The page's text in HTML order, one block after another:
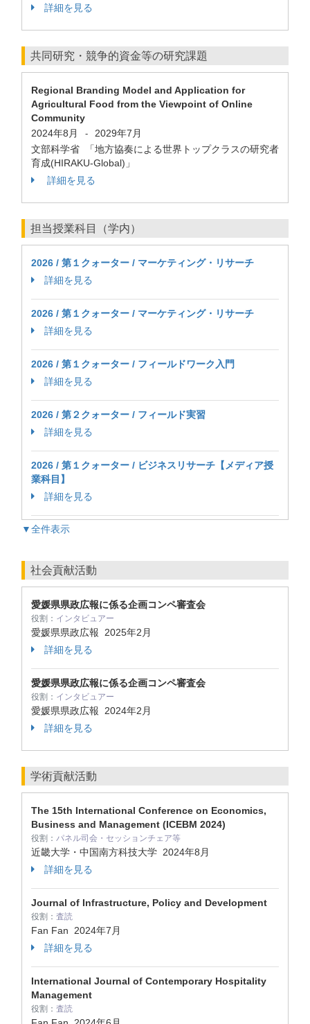
詳細を見る
共同研究・競争的資金等の研究課題
Regional Branding Model and Application for
Agricultural Food from the Viewpoint of Online
Community
2024年8月
-
2029年7月
文部科学省 「地方協奏による世界トップクラスの研究者
育成(HIRAKU-Global)」
詳細を見る
担当授業科目（学内）
2026 / 第１クォーター / マーケティング・リサーチ
詳細を見る
2026 / 第１クォーター / マーケティング・リサーチ
詳細を見る
2026 / 第１クォーター / フィールドワーク入門
詳細を見る
2026 / 第２クォーター / フィールド実習
詳細を見る
2026 / 第１クォーター / ビジネスリサーチ【メディア授
業科目】
詳細を見る
▼全件表示
社会貢献活動
愛媛県県政広報に係る企画コンペ審査会
役割： インタビュアー
愛媛県県政広報 2025年2月
詳細を見る
愛媛県県政広報に係る企画コンペ審査会
役割： インタビュアー
愛媛県県政広報 2024年2月
詳細を見る
学術貢献活動
The 15th International Conference on Economics,
Business and Management (ICEBM 2024)
役割： パネル司会・セッションチェア等
近畿大学・中国南方科技大学 2024年8月
詳細を見る
Journal of Infrastructure, Policy and Development
役割： 査読
Fan Fan 2024年7月
詳細を見る
International Journal of Contemporary Hospitality
Management
役割： 査読